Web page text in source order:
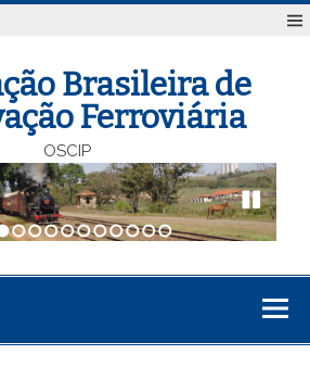
Brasileira de
Ferroviária
OSCIP
4 5 6 7 8 910111213